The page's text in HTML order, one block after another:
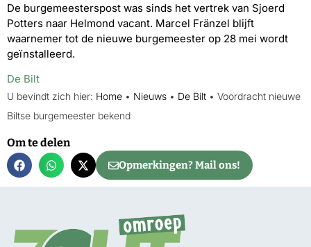
De burgemeesterspost was sinds het vertrek van Sjoerd
Potters naar Helmond vacant. Marcel Fränzel blijft
waarnemer tot de nieuwe burgemeester op 28 mei wordt
geïnstalleerd.
De Bilt
U bevindt zich hier: Home • Nieuws • De Bilt • Voordracht nieuwe
Biltse burgemeester bekend
Om te delen
Opmerkingen? Mail ons!